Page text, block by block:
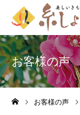
お客様の声
お客様の声